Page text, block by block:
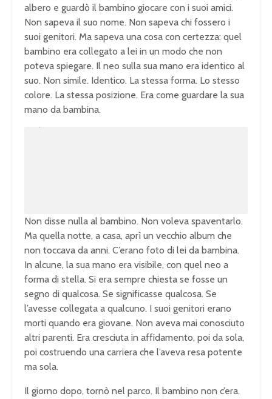
albero e guardò il bambino giocare con i suoi amici.
Non sapeva il suo nome. Non sapeva chi fossero i
suoi genitori. Ma sapeva una cosa con certezza: quel
bambino era collegato a lei in un modo che non
poteva spiegare. Il neo sulla sua mano era identico al
suo. Non simile. Identico. La stessa forma. Lo stesso
colore. La stessa posizione. Era come guardare la sua
mano da bambina.
Non disse nulla al bambino. Non voleva spaventarlo.
Ma quella notte, a casa, aprì un vecchio album che
non toccava da anni. C’erano foto di lei da bambina.
In alcune, la sua mano era visibile, con quel neo a
forma di stella. Si era sempre chiesta se fosse un
segno di qualcosa. Se significasse qualcosa. Se
l’avesse collegata a qualcuno. I suoi genitori erano
morti quando era giovane. Non aveva mai conosciuto
altri parenti. Era cresciuta in affidamento, poi da sola,
poi costruendo una carriera che l’aveva resa potente
ma sola.
Il giorno dopo, tornò nel parco. Il bambino non c’era.